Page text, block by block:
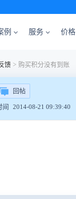
例 服务 价格
馈 > 购买积分没有到账
回帖
间 2014-08-21 09:39:40